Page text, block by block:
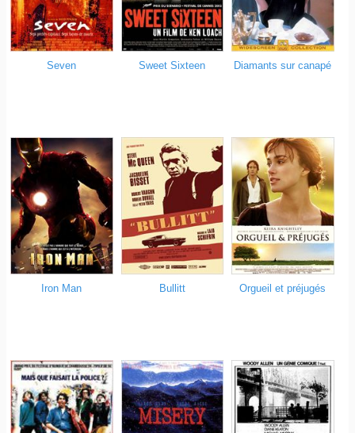
Seven Sweet Sixteen Diamants sur canapé
Iron Man Bullitt Orgueil et préjugés